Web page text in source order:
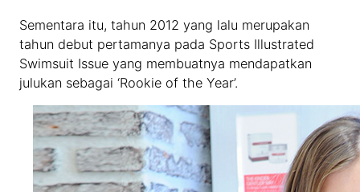
Sementara itu, tahun 2012 yang lalu merupakan
tahun debut pertamanya pada Sports Illustrated
Swimsuit Issue yang membuatnya mendapatkan
julukan sebagai ‘Rookie of the Year’.